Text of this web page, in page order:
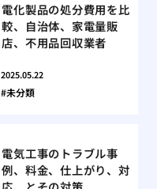
電化製品の処分費用を比
較、自治体、家電量販
店、不用品回収業者
2025.05.22
未分類
電気工事のトラブル事
例、料金、仕上がり、対